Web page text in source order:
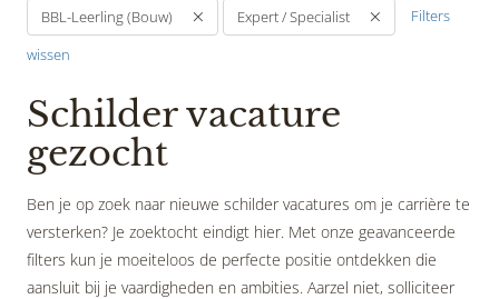
BBL-Leerling (Bouw) Expert / Specialist
Filters
wissen
Schilder vacature
gezocht
Ben je op zoek naar nieuwe schilder vacatures om je carrière te
versterken? Je zoektocht eindigt hier. Met onze geavanceerde
filters kun je moeiteloos de perfecte positie ontdekken die
aansluit bij je vaardigheden en ambities. Aarzel niet, solliciteer